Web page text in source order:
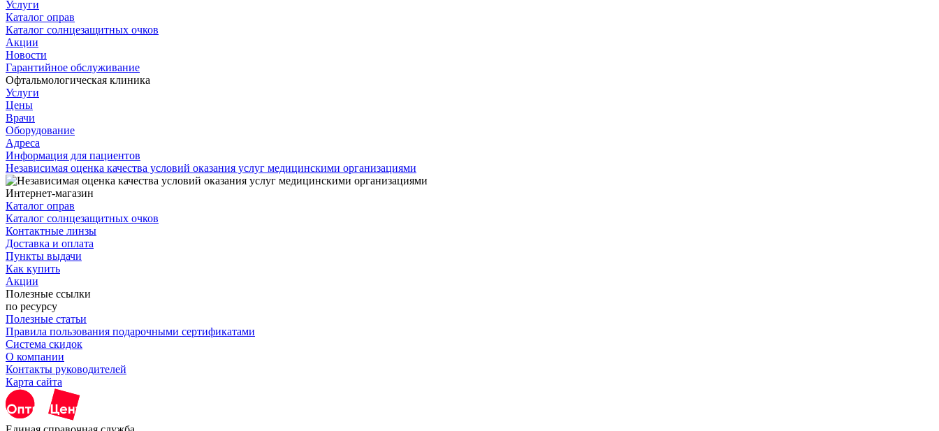
Услуги
Каталог оправ
Каталог солнцезащитных очков
Акции
Новости
Гарантийное обслуживание
Офтальмологическая клиника
Услуги
Цены
Врачи
Оборудование
Адреса
Информация для пациентов
Независимая оценка качества условий оказания услуг медицинскими организациями
Интернет-магазин
Каталог оправ
Каталог солнцезащитных очков
Контактные линзы
Доставка и оплата
Пункты выдачи
Как купить
Акции
Полезные ссылки
по ресурсу
Полезные статьи
Правила пользования подарочными сертификатами
Система скидок
О компании
Контакты руководителей
Карта сайта